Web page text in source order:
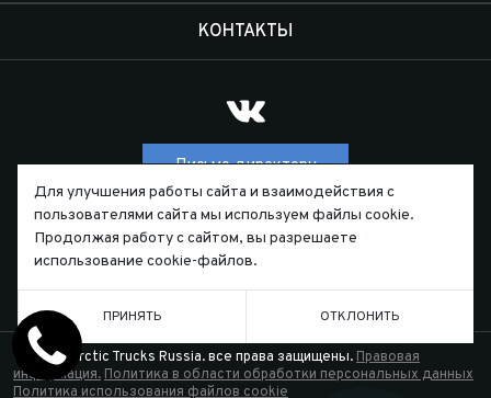
КОНТАКТЫ
Письмо директору
ТЕЛЕФОН
7 (391) 229-55-44
© 2026. Arctic Trucks Russia. все права защищены. Правовая
информация. Политика в области обработки персональных данных
Политика использования файлов cookie
Для улучшения работы сайта и взаимодействия с
пользователями сайта мы используем файлы cookie.
Продолжая работу с сайтом, вы разрешаете
использование cookie-файлов.
ПРИНЯТЬ ОТКЛОНИТЬ